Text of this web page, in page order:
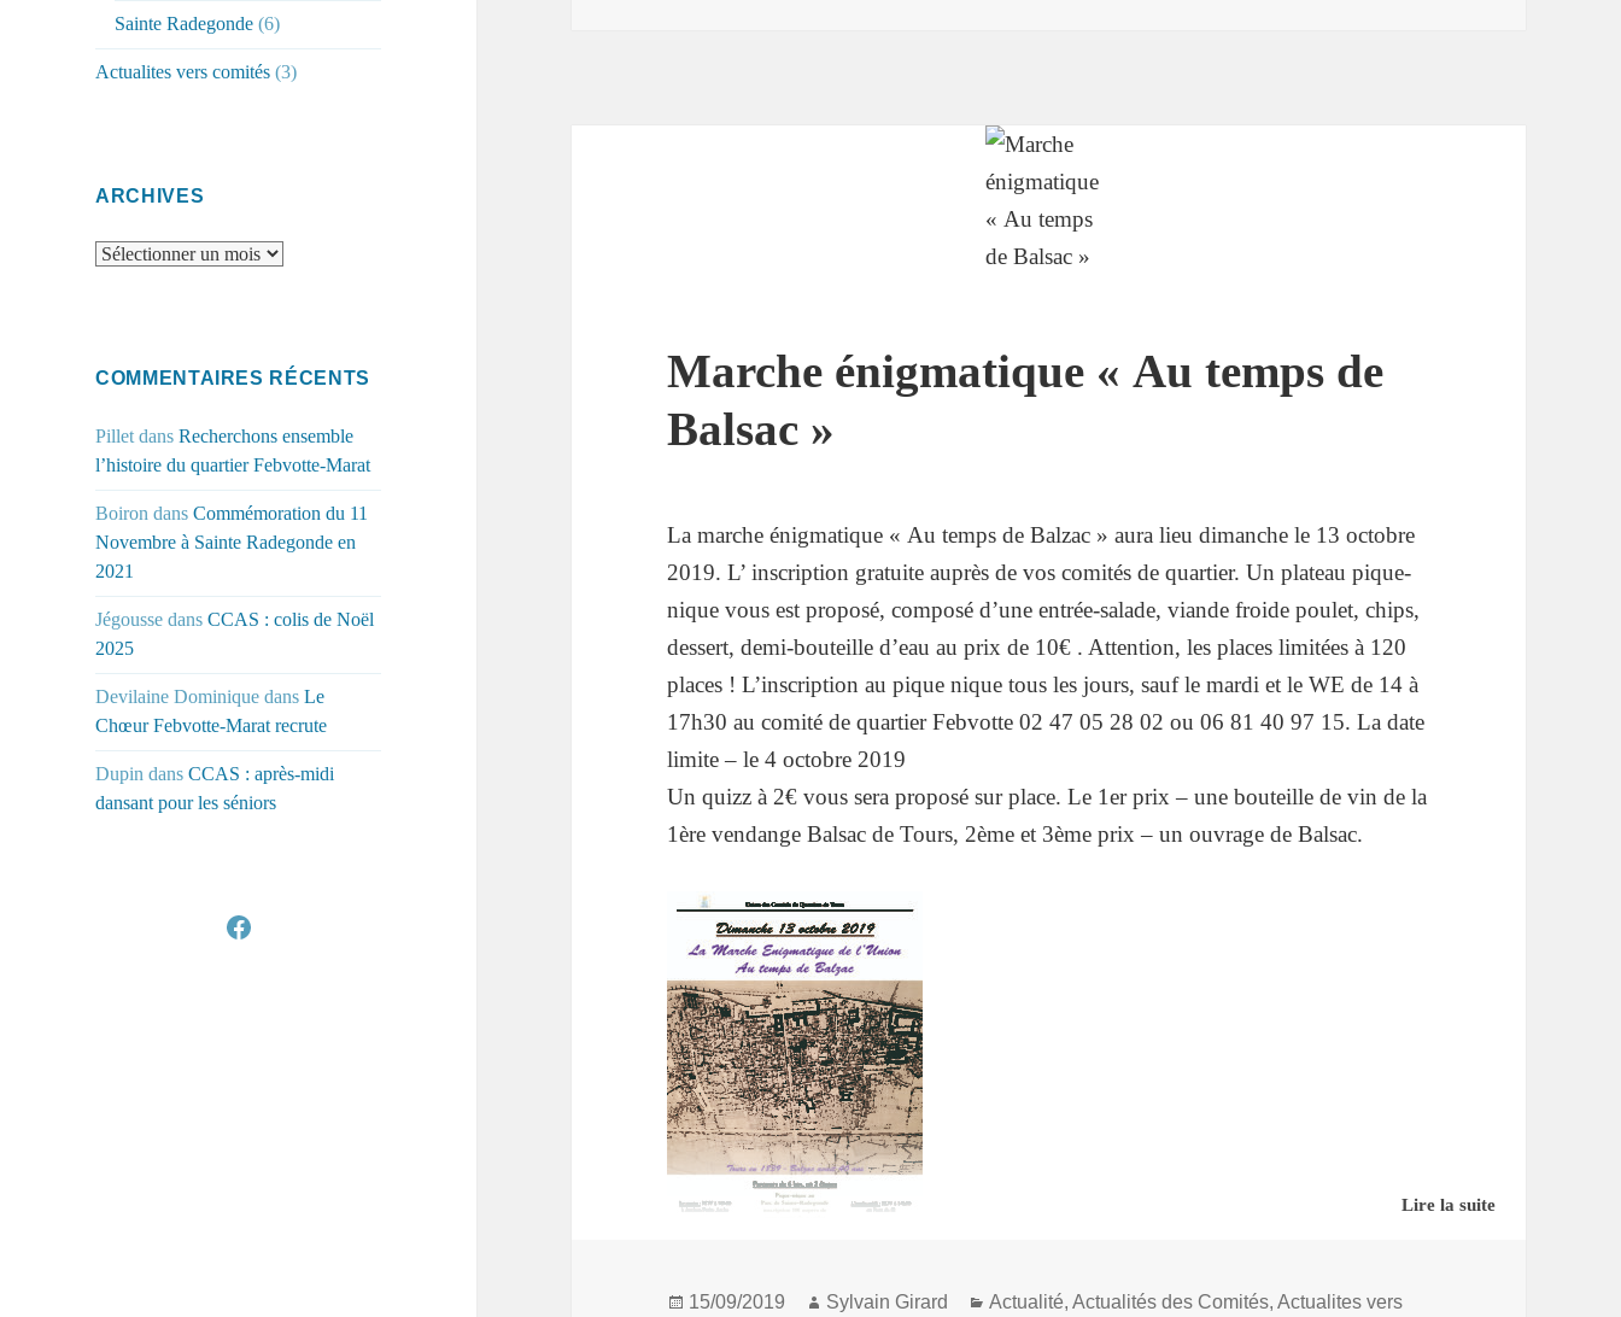
Sainte Radegonde (6)
Actualites vers comités (3)
ARCHIVES
Archives
COMMENTAIRES RÉCENTS
Pillet dansRecherchons ensemble
l’histoire du quartier Febvotte-Marat
Boiron dansCommémoration du 11
Novembre à Sainte Radegonde en
2021
Jégousse dansCCAS : colis de Noël
2025
Devilaine Dominique dansLe
Chœur Febvotte-Marat recrute
Dupin dansCCAS : après-midi
dansant pour les séniors
Facebook
Marche énigmatique « Au temps de
Balsac »
La marche énigmatique « Au temps de Balzac » aura lieu dimanche le 13 octobre
2019. L’ inscription gratuite auprès de vos comités de quartier. Un plateau pique-
nique vous est proposé, composé d’une entrée-salade, viande froide poulet, chips,
dessert, demi-bouteille d’eau au prix de 10€ . Attention, les places limitées à 120
places ! L’inscription au pique nique tous les jours, sauf le mardi et le WE de 14 à
17h30 au comité de quartier Febvotte 02 47 05 28 02 ou 06 81 40 97 15. La date
limite – le 4 octobre 2019
Un quizz à 2€ vous sera proposé sur place. Le 1er prix – une bouteille de vin de la
1ère vendange Balsac de Tours, 2ème et 3ème prix – un ouvrage de Balsac.
Programme-journée-du-13102019 TÉLÉCHARGER
Lire la suite
Publié
15/09/2019 Auteur
Sylvain Girard Catégories
Actualité,Actualités des Comités,Actualites vers